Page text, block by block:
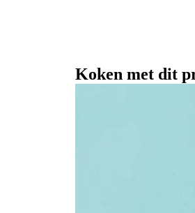
Koken met dit